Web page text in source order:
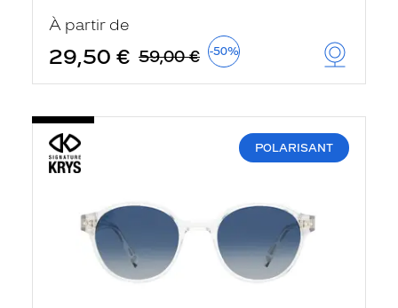
À partir de
29,50 € 59,00 € -50%
POLARISANT